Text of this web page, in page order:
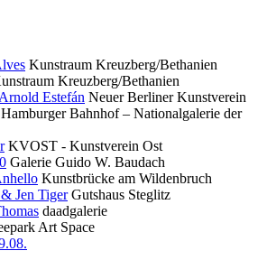
Kunstraum Kreuzberg/Bethanien
Kreuzberg/Bethanien
Estefán Neuer Berliner Kunstverein
Hamburger Bahnhof – Nationalgalerie der
KVOST - Kunstverein Ost
Galerie Guido W. Baudach
Kunstbrücke am Wildenbruch
Jen Tiger Gutshaus Steglitz
daadgalerie
Art Space